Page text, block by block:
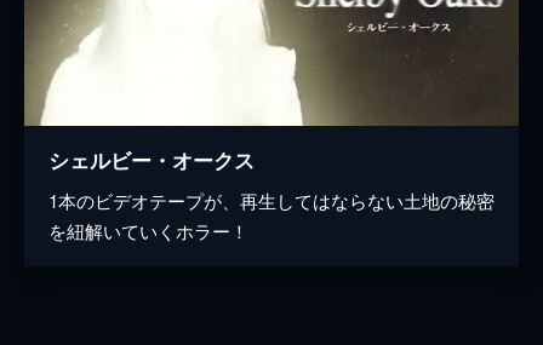
シェルビー・オークス
1本のビデオテープが、再生してはならない土地の秘密
を紐解いていくホラー！